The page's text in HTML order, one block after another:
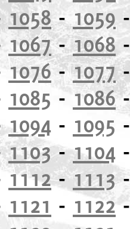
1058- 1059
1067-1068
1076-1077
1085 - 1086
1094 - 1095
1103-1104
1112-1113
1121 - 1122